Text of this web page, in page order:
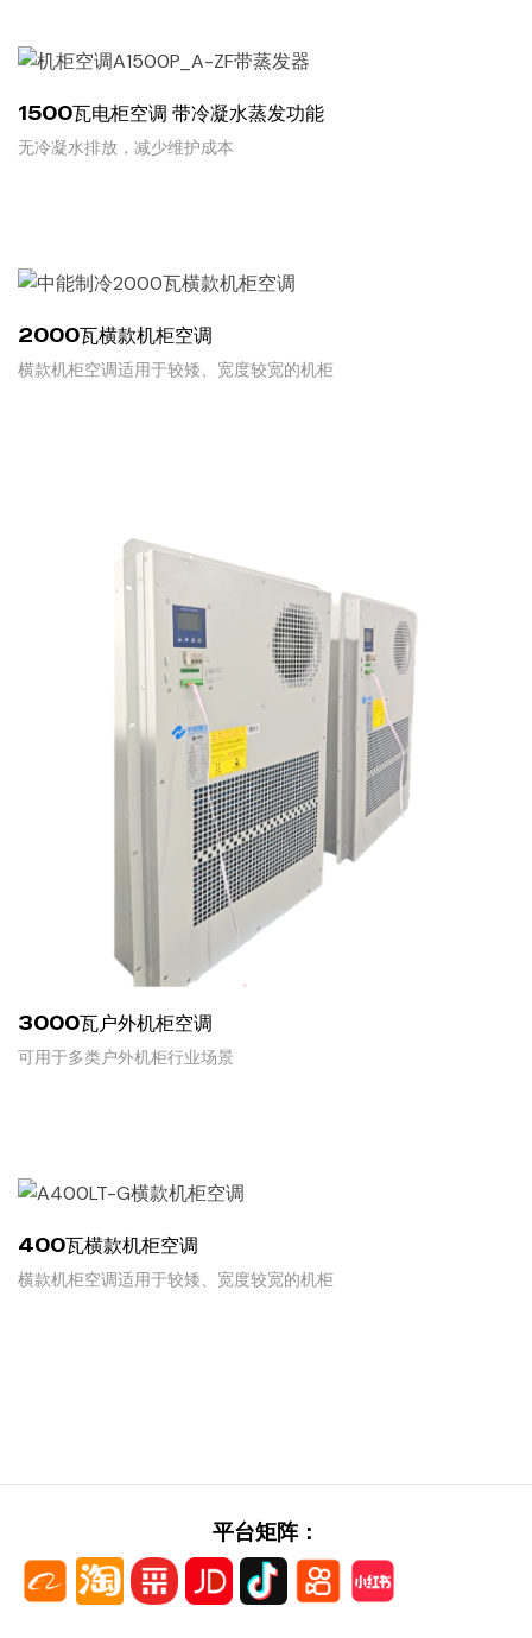
1500瓦电柜空调 带冷凝水蒸发功能
无冷凝水排放，减少维护成本
2000瓦横款机柜空调
横款机柜空调适用于较矮、宽度较宽的机柜
3000瓦户外机柜空调
可用于多类户外机柜行业场景
400瓦横款机柜空调
横款机柜空调适用于较矮、宽度较宽的机柜
平台矩阵：